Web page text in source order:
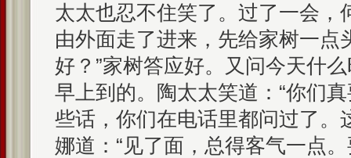
太太也忍不住笑了。过了一会，
由外面走了进来，先给家树一点
好？”家树答应好。又问今天什
早上到的。陶太太笑道：“你们
些话，你们在电话里都问过了。
娜道：“见了面，总得客气一点